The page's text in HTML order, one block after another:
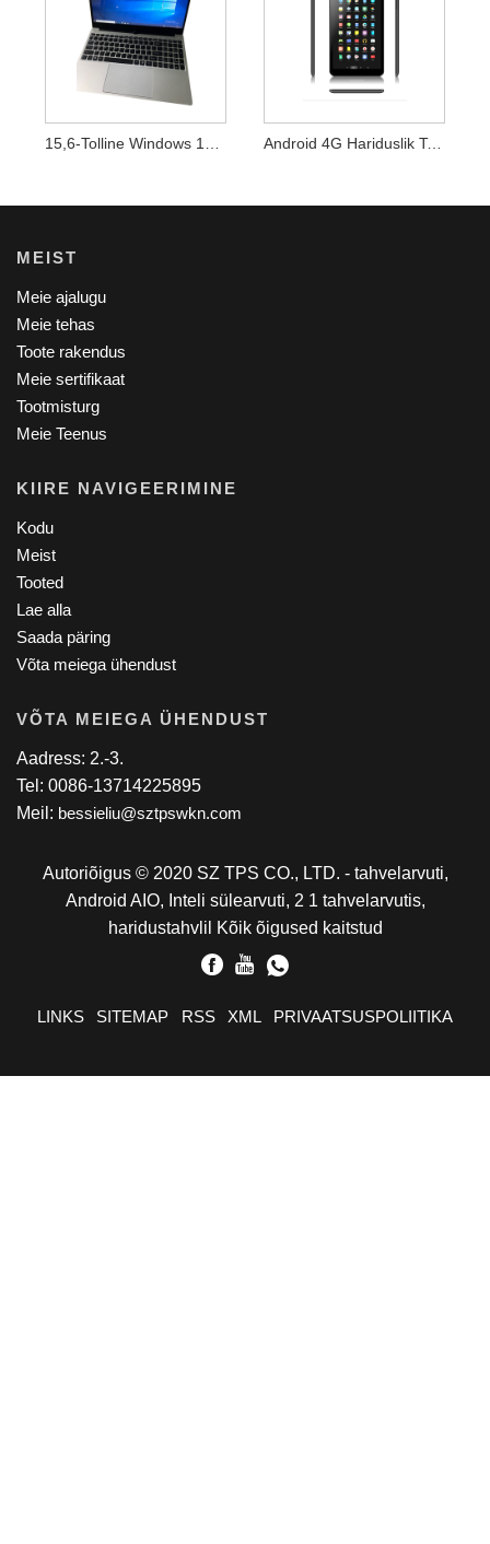
Android 4G Hariduslik Tahvelarvuti DC-Pordiga
MEIST
Meie ajalugu
Meie tehas
Toote rakendus
Meie sertifikaat
Tootmisturg
Meie Teenus
KIIRE NAVIGEERIMINE
Kodu
Meist
Tooted
Lae alla
Saada päring
Võta meiega ühendust
VÕTA MEIEGA ÜHENDUST
Aadress: 2.-3.
Tel: 0086-13714225895
Meil: bessieliu@sztpswkn.com
Autoriõigus © 2020 SZ TPS CO., LTD. - tahvelarvuti,
Android AIO, Inteli sülearvuti, 2 1 tahvelarvutis,
haridustahvlil Kõik õigused kaitstud
LINKS SITEMAP RSS XML PRIVAATSUSPOLIITIKA